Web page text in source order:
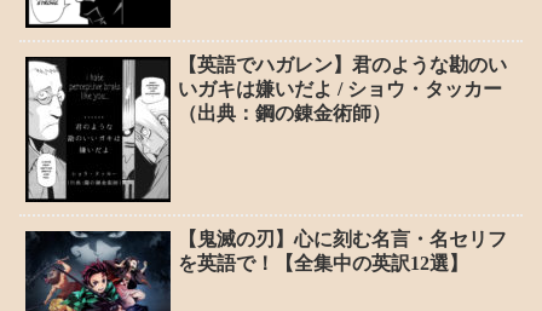
【英語でハガレン】君のような勘のい
いガキは嫌いだよ / ショウ・タッカー
（出典：鋼の錬金術師）
【鬼滅の刃】心に刻む名言・名セリフ
を英語で！【全集中の英訳12選】